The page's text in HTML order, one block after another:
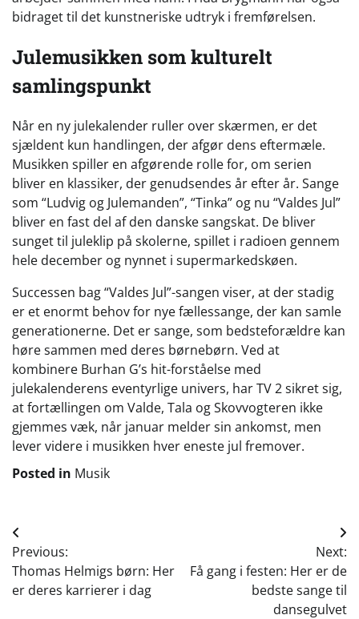
bidraget til det kunstneriske udtryk i fremførelsen.
Julemusikken som kulturelt
samlingspunkt
Når en ny julekalender ruller over skærmen, er det
sjældent kun handlingen, der afgør dens eftermæle.
Musikken spiller en afgørende rolle for, om serien
bliver en klassiker, der genudsendes år efter år. Sange
som “Ludvig og Julemanden”, “Tinka” og nu “Valdes Jul”
bliver en fast del af den danske sangskat. De bliver
sunget til juleklip på skolerne, spillet i radioen gennem
hele december og nynnet i supermarkedskøen.
Successen bag “Valdes Jul”-sangen viser, at der stadig
er et enormt behov for nye fællessange, der kan samle
generationerne. Det er sange, som bedsteforældre kan
høre sammen med deres børnebørn. Ved at
kombinere Burhan G’s hit-forståelse med
julekalenderens eventyrlige univers, har TV 2 sikret sig,
at fortællingen om Valde, Tala og Skovvogteren ikke
gjemmes væk, når januar melder sin ankomst, men
lever videre i musikken hver eneste jul fremover.
Posted in Musik
Indlægsnavigation
Previous:
Thomas Helmigs børn: Her
er deres karrierer i dag
Next:
Få gang i festen: Her er de
bedste sange til
dansegulvet